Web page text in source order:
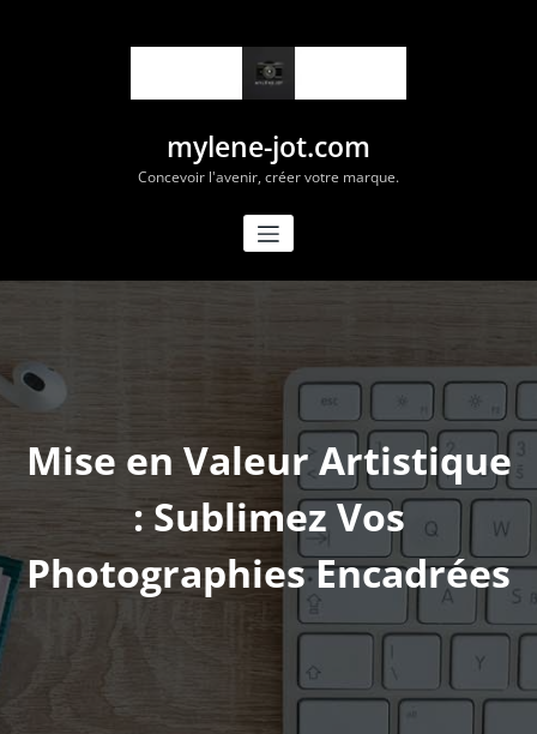
mylene-jot.com
Concevoir l'avenir, créer votre marque.
Mise en Valeur Artistique
: Sublimez Vos
Photographies Encadrées